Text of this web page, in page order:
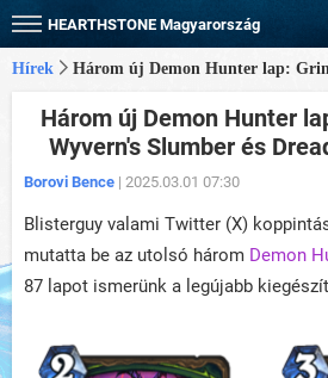
HEARTHSTONE Magyarország
Hírek Három új Demon Hunter lap:
Három új Demon Hunter
Wyvern's Slumber és
Borovi Bence | 2025.03.01 07:30
Blisterguy valami Twitter (X)
mutatta be az utolsó három Demon
87 lapot ismerünk a legújabb